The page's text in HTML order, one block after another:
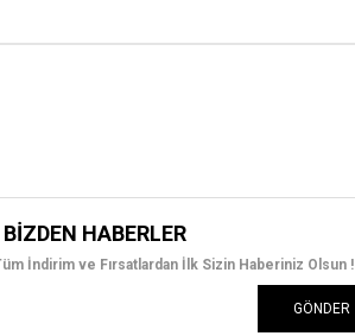
BIZDEN HABERLER
İndirim ve Fırsatlardan İlk Sizin Haberiniz Olsun !
GÖNDER